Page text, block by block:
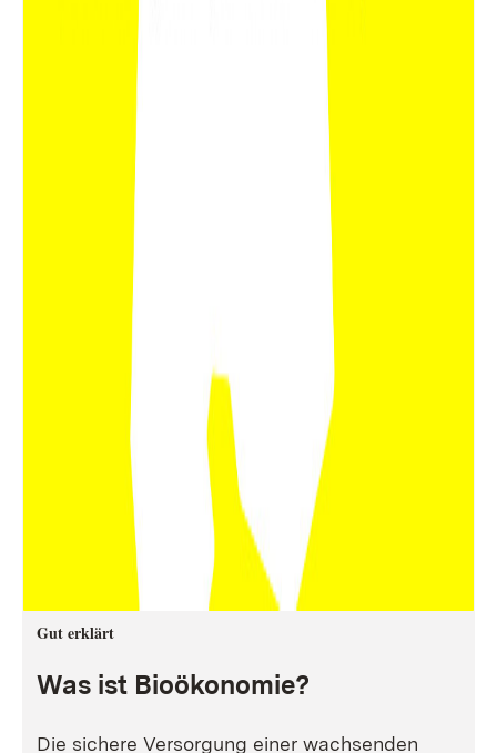
Gut erklärt
Was ist Bioökonomie?
Die sichere Versorgung einer wachsenden